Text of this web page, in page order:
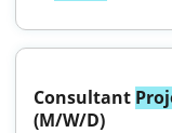
Consultant
(M/W/D)